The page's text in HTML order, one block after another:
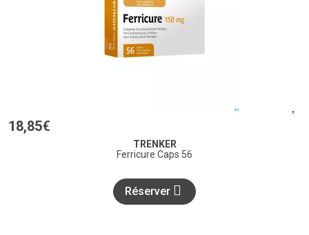
18,85€
TRENKER
Ferricure Caps 56
Réserver